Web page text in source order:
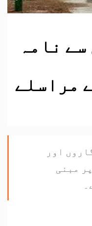
نامہ
مراسلے
اور
مبنی